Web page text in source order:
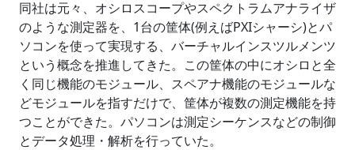
同社は元々、オシロスコープやスペクトラムアナライザ
のような測定器を、1台の筐体(例えばPXIシャーシ)とパ
ソコンを使って実現する、バーチャルインスツルメンツ
という概念を推進してきた。この筐体の中にオシロと全
く同じ機能のモジュール、スペアナ機能のモジュールな
どモジュールを指すだけで、筐体が複数の測定機能を持
つことができた。パソコンは測定シーケンスなどの制御
とデータ処理・解析を行っていた。